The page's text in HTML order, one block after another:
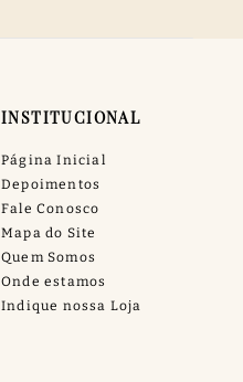
INSTITUCIONAL
Página Inicial
Depoimentos
Fale Conosco
Mapa do Site
Quem Somos
Onde estamos
Indique nossa Loja